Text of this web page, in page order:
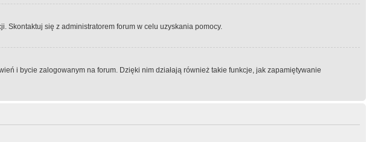
Skontaktuj się z administratorem forum w celu uzyskania pomocy.
i bycie zalogowanym na forum. Dzięki nim działają również takie funkcje, jak zapamiętywanie